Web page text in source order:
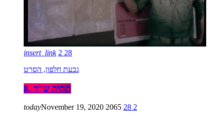
insert_link 2 28
גבעת חלפון, הסרט
8. תהיה ש”ד
todayNovember 19, 2020 2065 28 2